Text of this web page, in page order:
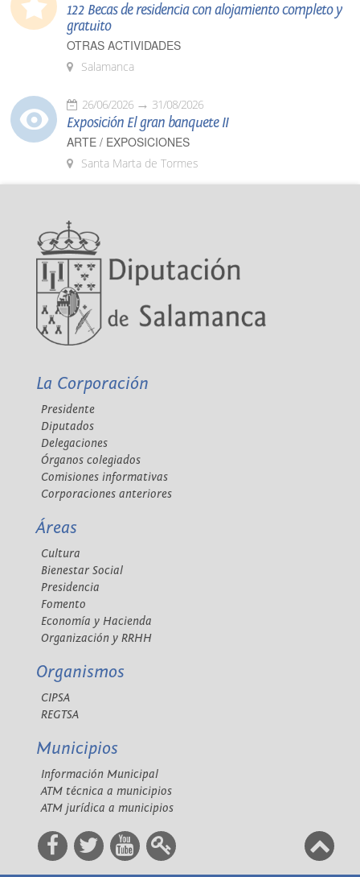
122 Becas de residencia con alojamiento completo y
gratuito
OTRAS ACTIVIDADES
Salamanca
26/06/2026 31/08/2026
Exposición El gran banquete II
ARTE / EXPOSICIONES
Santa Marta de Tormes
La Corporación
Presidente
Diputados
Delegaciones
Órganos colegiados
Comisiones informativas
Corporaciones anteriores
Áreas
Cultura
Bienestar Social
Presidencia
Fomento
Economía y Hacienda
Organización y RRHH
Organismos
CIPSA
REGTSA
Municipios
Información Municipal
ATM técnica a municipios
ATM jurídica a municipios